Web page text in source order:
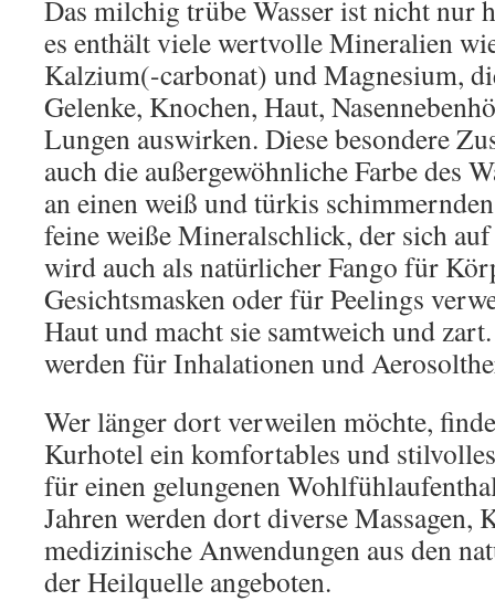
Das milchig trübe Wasser ist nicht nur
es enthält viele wertvolle Mineralien
Kalzium(-carbonat) und Magnesium,
Gelenke, Knochen, Haut,
Lungen auswirken. Diese besondere
auch die außergewöhnliche Farbe des
an einen weiß und türkis
feine weiße Mineralschlick, der sich
wird auch als natürlicher Fango für
Gesichtsmasken oder für Peelings
Haut und macht sie samtweich und
werden für Inhalationen und
Wer länger dort verweilen möchte,
Kurhotel ein komfortables und
für einen gelungenen
Jahren werden dort diverse Massagen,
medizinische Anwendungen aus den
der Heilquelle angeboten.